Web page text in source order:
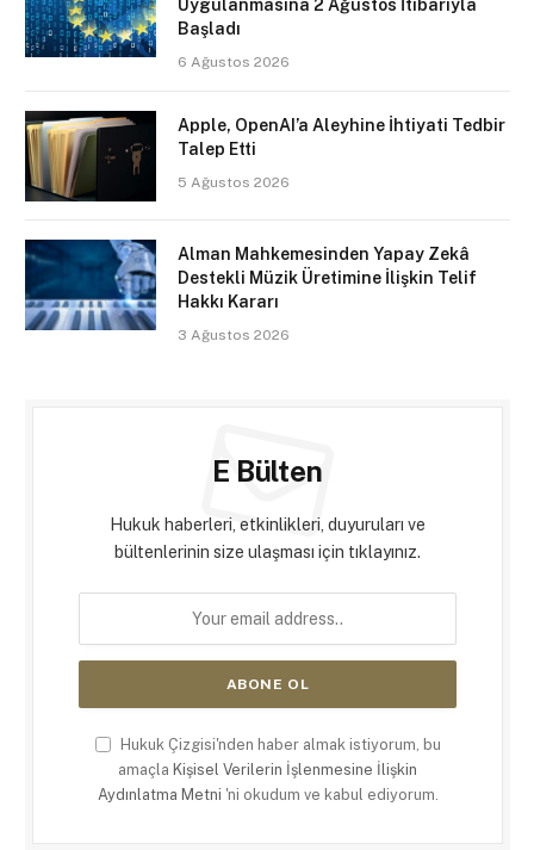
Uygulanmasına 2 Ağustos İtibarıyla
Başladı
6 Ağustos 2026
Apple, OpenAI’a Aleyhine İhtiyati Tedbir
Talep Etti
5 Ağustos 2026
Alman Mahkemesinden Yapay Zekâ
Destekli Müzik Üretimine İlişkin Telif
Hakkı Kararı
3 Ağustos 2026
E Bülten
Hukuk haberleri, etkinlikleri, duyuruları ve
bültenlerinin size ulaşması için tıklayınız.
Hukuk Çizgisi'nden haber almak istiyorum, bu
amaçla Kişisel Verilerin İşlenmesine İlişkin
Aydınlatma Metni 'ni okudum ve kabul ediyorum.